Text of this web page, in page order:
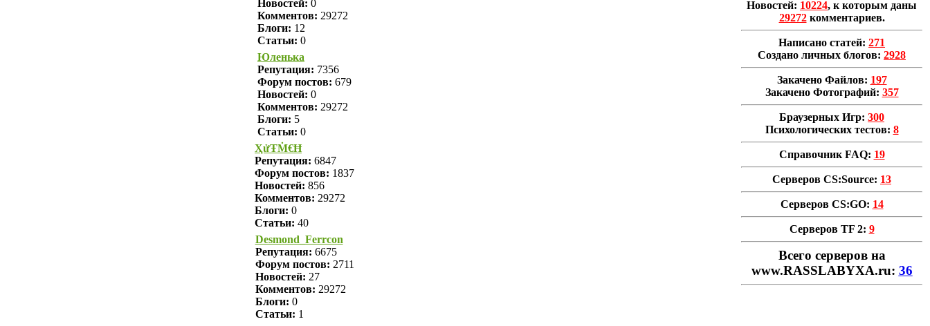
Новостей: 0
Комментов: 29272
Блоги: 12
Статьи: 0
Юленька
Репутация: 7356
Форум постов: 679
Новостей: 0
Комментов: 29272
Блоги: 5
Статьи: 0
ҲửŦṀ€Ħ
Репутация: 6847
Форум постов: 1837
Новостей: 856
Комментов: 29272
Блоги: 0
Статьи: 40
Desmond_Ferrcon
Репутация: 6675
Форум постов: 2711
Новостей: 27
Комментов: 29272
Блоги: 0
Статьи: 1
Новостей: 10224, к которым даны
29272комментариев.
Написано статей: 271
Создано личных блогов: 2928
Закачено Файлов: 197
Закачено Фотографий: 357
Браузерных Игр: 300
Психологических тестов: 8
Справочник FAQ: 19
Серверов CS:Source: 13
Серверов CS:GO: 14
Серверов TF 2: 9
Всего cерверов на
www.RASSLABYXA.ru: 36